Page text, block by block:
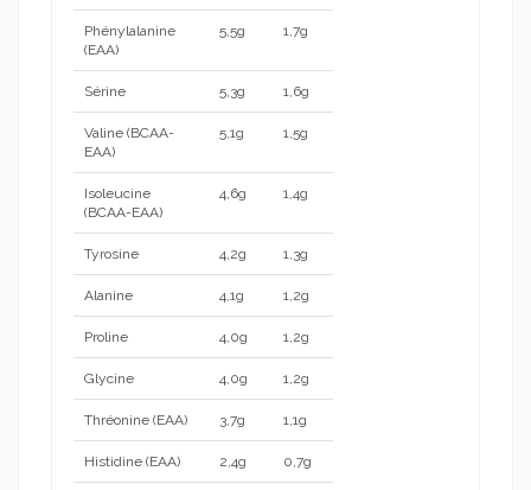
Phénylalanine
(EAA)
5,5g 1,7g
Sérine 5,3g 1,6g
Valine (BCAA-
EAA)
5,1g 1,5g
Isoleucine
(BCAA-EAA)
4,6g 1,4g
Tyrosine 4,2g 1,3g
Alanine 4,1g 1,2g
Proline 4,0g 1,2g
Glycine 4,0g 1,2g
Thréonine (EAA) 3,7g 1,1g
Histidine (EAA) 2,4g 0,7g